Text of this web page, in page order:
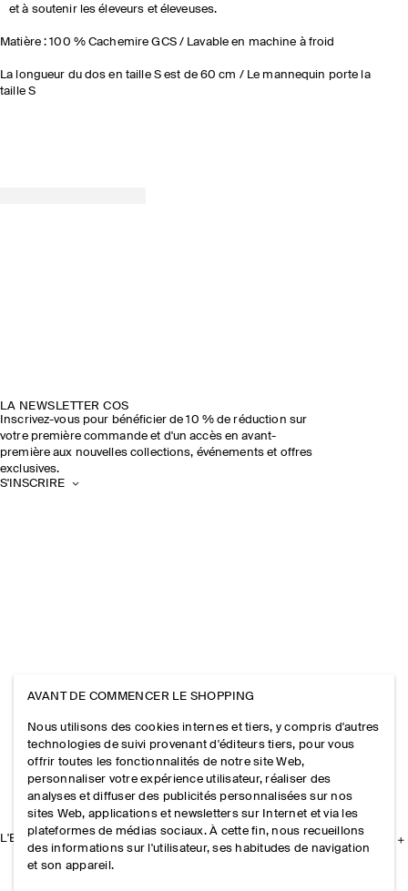
et à soutenir les éleveurs et éleveuses.
Matière : 100 % Cachemire GCS / Lavable en machine à froid
La longueur du dos en taille S est de 60 cm / Le mannequin porte la
taille S
LA NEWSLETTER COS
Inscrivez-vous pour bénéficier de 10 % de réduction sur
votre première commande et d'un accès en avant-
première aux nouvelles collections, événements et offres
exclusives.
S'INSCRIRE
L'ENTREPRISE
AVANT DE COMMENCER LE SHOPPING
Nous utilisons des cookies internes et tiers, y compris d'autres
technologies de suivi provenant d'éditeurs tiers, pour vous
offrir toutes les fonctionnalités de notre site Web,
personnaliser votre expérience utilisateur, réaliser des
analyses et diffuser des publicités personnalisées sur nos
sites Web, applications et newsletters sur Internet et via les
plateformes de médias sociaux. À cette fin, nous recueillons
des informations sur l'utilisateur, ses habitudes de navigation
et son appareil.